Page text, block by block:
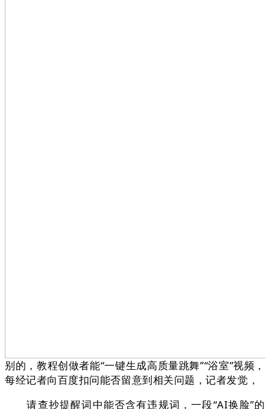
别的，教程创做者能“一键生成高质量跳舞”“浴室”视频，
每经记者向百度扣问能否留意到相关问题，记者发觉，
请查抄提醒词中能否含有违规词，一段“AI换脸”的